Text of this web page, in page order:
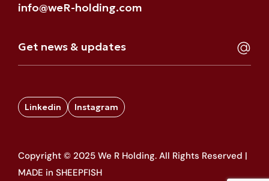
info@weR-holding.com
Linkedin Instagram
Copyright © 2025 We R Holding. All Rights Reserved |
MADE in SHEEPFISH